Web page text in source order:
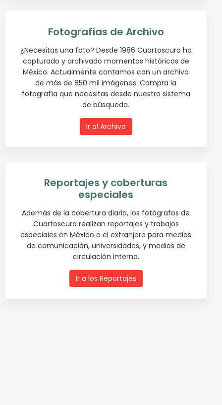
Fotografías de Archivo
¿Necesitas una foto? Desde 1986 Cuartoscuro ha
capturado y archivado momentos históricos de
México. Actualmente contamos con un archivo
de más de 850 mil imágenes. Compra la
fotografía que necesitas desde nuestro sistema
de búsqueda.
Ir al Archivo
Reportajes y coberturas
especiales
Además de la cobertura diaria, los fotógrafos de
Cuartoscuro realizan reportajes y trabajos
especiales en México o el extranjero para medios
de comunicación, universidades, y medios de
circulación interna.
Ir a los Reportajes